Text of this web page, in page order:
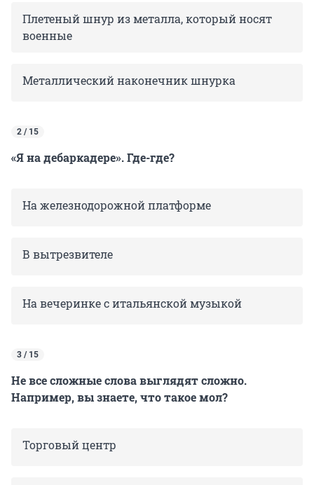
Плетеный шнур из металла, который носят
военные
Металлический наконечник шнурка
2 / 15
«Я на дебаркадере». Где-где?
На железнодорожной платформе
В вытрезвителе
На вечеринке с итальянской музыкой
3 / 15
Не все сложные слова выглядят сложно.
Например, вы знаете, что такое мол?
Торговый центр